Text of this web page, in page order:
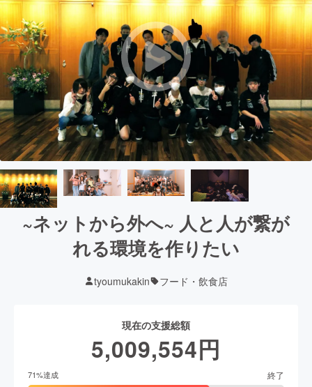
~ネットから外へ~ 人と人が繋が
れる環境を作りたい
tyoumukakin フード・飲食店
現在の支援総額
5,009,554円
71%達成 終了